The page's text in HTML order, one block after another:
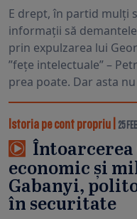
E drept, în partid mulți
informații să
prin expulzarea lui
”fețe intelectuale” –
prea poate. Dar asta
Istoria pe cont propriu 25
economic și
Gabanyi,
în securitate